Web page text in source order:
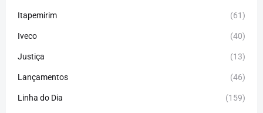
Itapemirim (61)
Iveco (40)
Justiça (13)
Lançamentos (46)
Linha do Dia (159)